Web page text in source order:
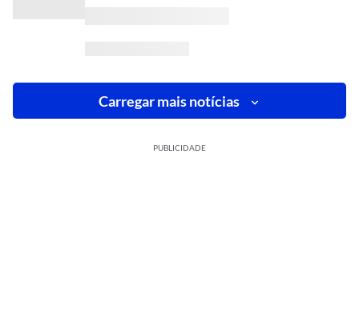
Carregar mais notícias
PUBLICIDADE